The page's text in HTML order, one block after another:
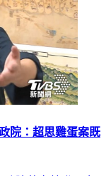
院：超思雞蛋案既